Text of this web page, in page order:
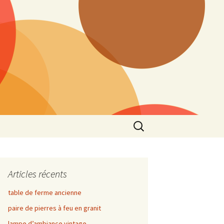
Rechercher :
Articles récents
table de ferme ancienne
paire de pierres à feu en granit